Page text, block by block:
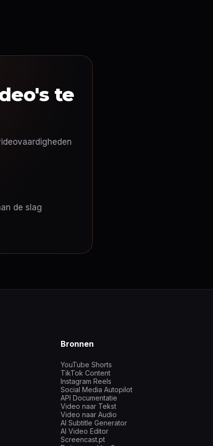
te
de slag
Bronnen
YouTube Shorts
TikTok Content
Instagram Reels
Social Media Autopilot
API Documentatie
Video naar Tekst
Video naar Audio
AI Subtitle Generator
AI Video Editor
Screencast.pt